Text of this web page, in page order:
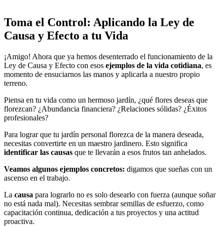
Toma el Control: Aplicando la Ley de
Causa y Efecto a tu Vida
¡Amigo! Ahora que ya hemos desenterrado el funcionamiento de la
Ley de Causa y Efecto con esos ejemplos de la vida cotidiana, es
momento de ensuciarnos las manos y aplicarla a nuestro propio
terreno.
Piensa en tu vida como un hermoso jardín, ¿qué flores deseas que
florezcan? ¿Abundancia financiera? ¿Relaciones sólidas? ¿Éxitos
profesionales?
Para lograr que tu jardín personal florezca de la manera deseada,
necesitas convertirte en un maestro jardinero. Esto significa
identificar las causas que te llevarán a esos frutos tan anhelados.
Veamos algunos ejemplos concretos: digamos que sueñas con un
ascenso en el trabajo.
La causa para lograrlo no es solo desearlo con fuerza (aunque soñar
no está nada mal). Necesitas sembrar semillas de esfuerzo, como
capacitación continua, dedicación a tus proyectos y una actitud
proactiva.